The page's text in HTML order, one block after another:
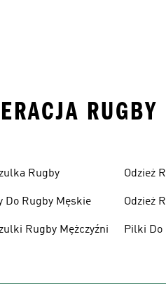
Rugby
Do Rugby Męskie
Rugby Mężczyźni
Odzież
Odzież
Pilki Do